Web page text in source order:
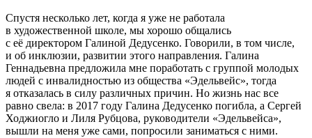
Спустя несколько лет, когда я уже не работала
в художественной школе, мы хорошо общались
с её директором Галиной Дедусенко. Говорили, в том числе,
и об инклюзии, развитии этого направления. Галина
Геннадьевна предложила мне поработать с группой молодых
людей с инвалидностью из общества «Эдельвейс», тогда
я отказалась в силу различных причин. Но жизнь нас все
равно свела: в 2017 году Галина Дедусенко погибла, а Сергей
Ходжиогло и Лиля Рубцова, руководители «Эдельвейса»,
вышли на меня уже сами, попросили заниматься с ними.